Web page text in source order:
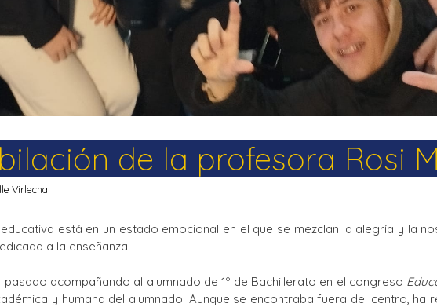
de la profesora Rosi
Virlecha
está en un estado emocional en el que se mezclan la alegría y la
a la enseñanza.
acompañando al alumnado de 1º de Bachillerato en el congreso
y humana del alumnado. Aunque se encontraba fuera del centro, ha